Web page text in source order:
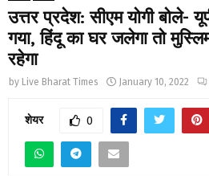
उत्तर प्रदेश: सीएम योगी बोले-
गया, हिंदू का घर जलेगा तो
रहेगा
by Live Bharat Times January 10, 2022
शेयर 0